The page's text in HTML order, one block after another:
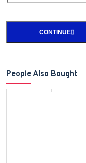
CONTINUE
People Also Bought